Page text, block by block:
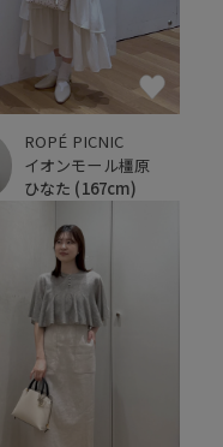
ROPÉ PICNIC
イオンモール橿原
ひなた (167cm)